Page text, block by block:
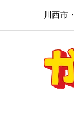
川西市